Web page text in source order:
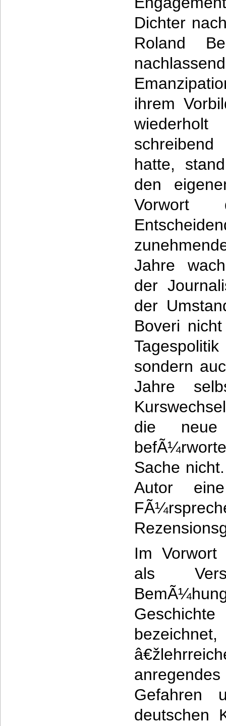
Dichter
Roland
ihrem
hatte,
den
Vorwort
Jahre
der
der
Boveri
sondern
Jahre
die neue
Sache
Autor
Im Vorwort
als
Gefahren
deutschen